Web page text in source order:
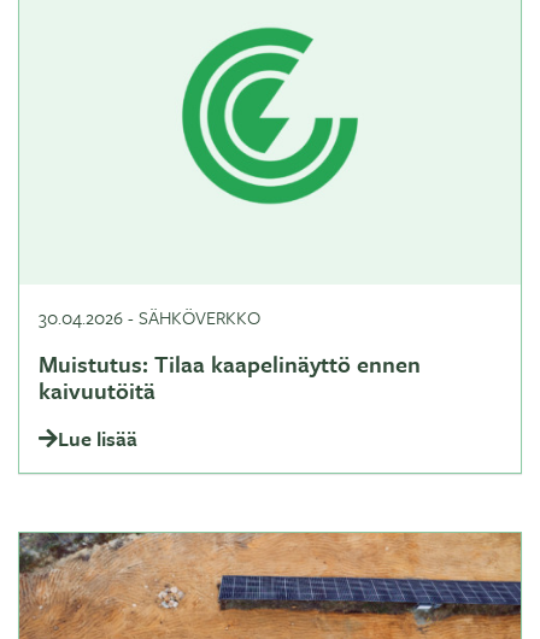
30.04.2026-SÄHKÖVERKKO
Muistutus: Tilaa kaapelinäyttö ennen
kaivuutöitä
Lue lisää